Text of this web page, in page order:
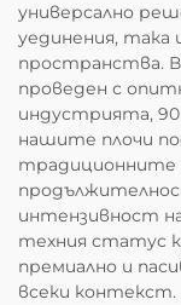
универсално
уединения, така
пространства.
проведен с
индустрията,
нашите плочи
традиционните
интензивност
техния статус
премиално и
всеки контекст.